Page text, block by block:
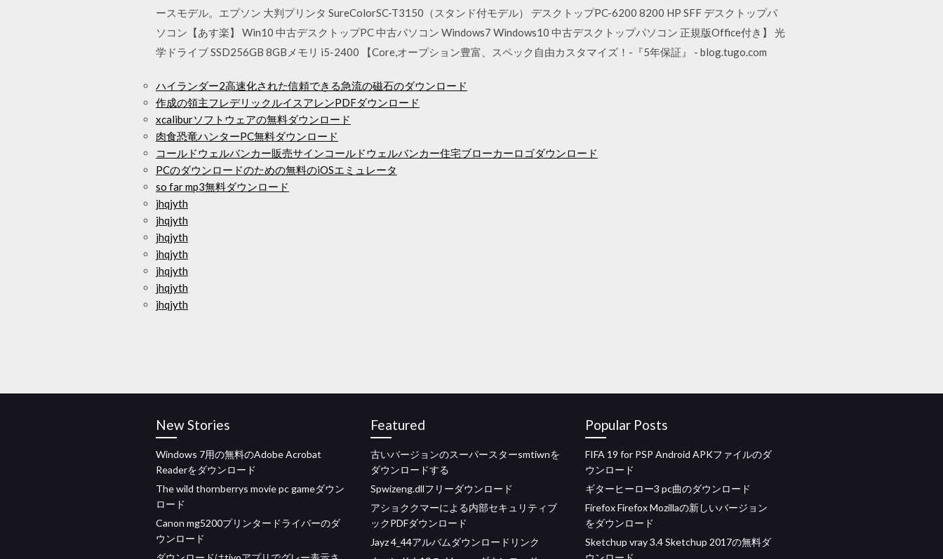
ースモデル。エプソン 大判プリンタ SureColorSC-T3150（スタンド付モデル） デスクトップPC-6200 8200 HP SFF デスクトップパ
ソコン【あす楽】 Win10 中古デスクトップPC 中古パソコン Windows7 Windows10 中古デスクトップパソコン 正規版Office付き】 光
学ドライブ SSD256GB 8GBメモリ i5-2400 【Core,オープション豊富、スペック自由カスタマイズ！-『5年保証』 - blog.tugo.com
ハイランダー2高速化された信頼できる急流の磁石のダウンロード
作成の領主フレデリックルイスアレンPDFダウンロード
xcaliburソフトウェアの無料ダウンロード
肉食恐竜ハンターPC無料ダウンロード
コールドウェルバンカー販売サインコールドウェルバンカー住宅ブローカーロゴダウンロード
PCのダウンロードのための無料のiOSエミュレータ
so far mp3無料ダウンロード
jhqjyth
jhqjyth
jhqjyth
jhqjyth
jhqjyth
jhqjyth
jhqjyth
New Stories
Windows 7用の無料のAdobe Acrobat
Readerをダウンロード
The wild thornberrys movie pc gameダウン
ロード
Canon mg5200プリンタードライバーのダ
ウンロード
Featured
古いバージョンのスーパースターsmtiwnを
ダウンロードする
Spwizeng.dllフリーダウンロード
アショククマーによる内部セキュリティブ
ックPDFダウンロード
Jayz 4_44アルバムダウンロードリンク
Popular Posts
FIFA 19 for PSP Android APKファイルのダ
ウンロード
ギターヒーロー3 pc曲のダウンロード
Firefox Firefox Mozillaの新しいバージョン
をダウンロード
Sketchup vray 3.4 Sketchup 2017の無料ダ